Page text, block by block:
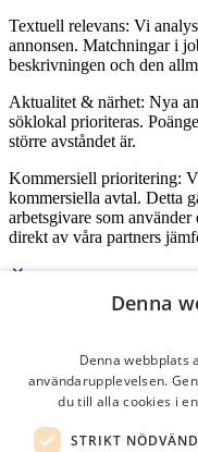
Textuell relevans: Vi
annonsen. Matchningar i
beskrivningen och den
Aktualitet & närhet: Nya
söklokal prioriteras.
större avståndet är.
Kommersiell prioritering:
kommersiella avtal. Detta
arbetsgivare som
direkt av våra partners
Lösenord
kom ihåg mig
Denna
Denna webbplats
användarupplevelsen.
du till alla cookies i
STRIKT